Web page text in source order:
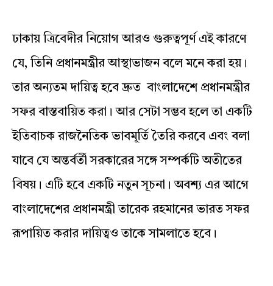
ঢাকায় ত্রিবেদীর নিয়োগ আরও গুরুত্বপূর্ণ এই কারণে
যে, তিনি প্রধানমন্ত্রীর আস্থাভাজন বলে মনে করা হয়।
তার অন্যতম দায়িত্ব হবে দ্রুত বাংলাদেশে প্রধানমন্ত্রীর
সফর বাস্তবায়িত করা। আর সেটা সম্ভব হলে তা একটি
ইতিবাচক রাজনৈতিক ভাবমূর্তি তৈরি করবে এবং বলা
যাবে যে অন্তর্বর্তী সরকারের সঙ্গে সম্পর্কটি অতীতের
বিষয়। এটি হবে একটি নতুন সূচনা। অবশ্য এর আগে
বাংলাদেশের প্রধানমন্ত্রী তারেক রহমানের ভারত সফর
রূপায়িত করার দায়িত্বও তাকে সামলাতে হবে।